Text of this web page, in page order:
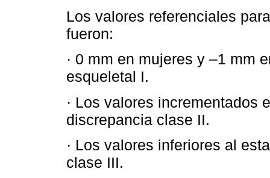
Los valores referenciales
fueron:
· 0 mm en mujeres y –1 mm
esqueletal I.
· Los valores incrementados
discrepancia clase II.
· Los valores inferiores al
clase III.